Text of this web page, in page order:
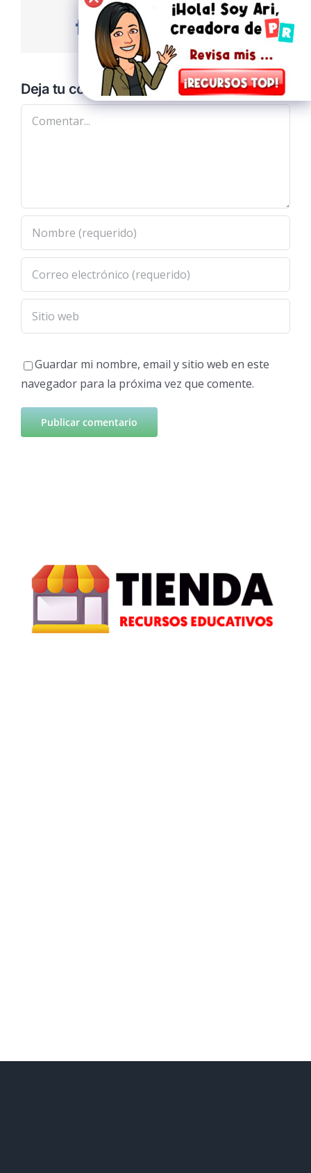
Facebook
TwitterWhatsApp
Pinterest
Vk
Correo
Deja tu comentario
Comentar
Guardar mi nombre, email y sitio web en este
navegador para la próxima vez que comente.